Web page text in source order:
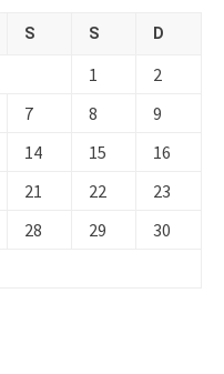
S S D
1
2
7 8
9
14 15
16
21 22
23
28 29
30